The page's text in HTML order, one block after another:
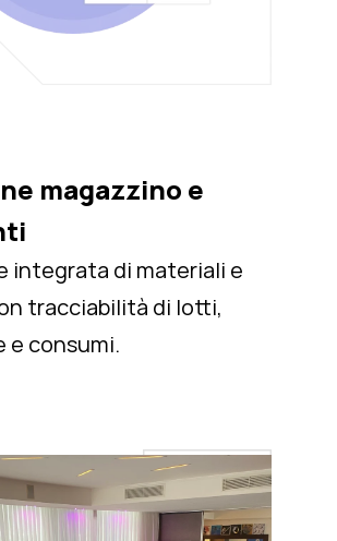
magazzino e
integrata di materiali e
tracciabilità di lotti,
e consumi.